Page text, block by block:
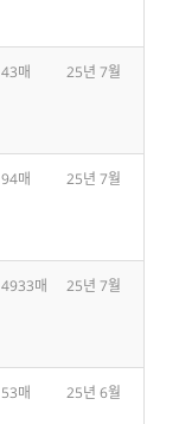
43매 25년 7월
94매 25년 7월
4933매 25년 7월
53매 25년 6월